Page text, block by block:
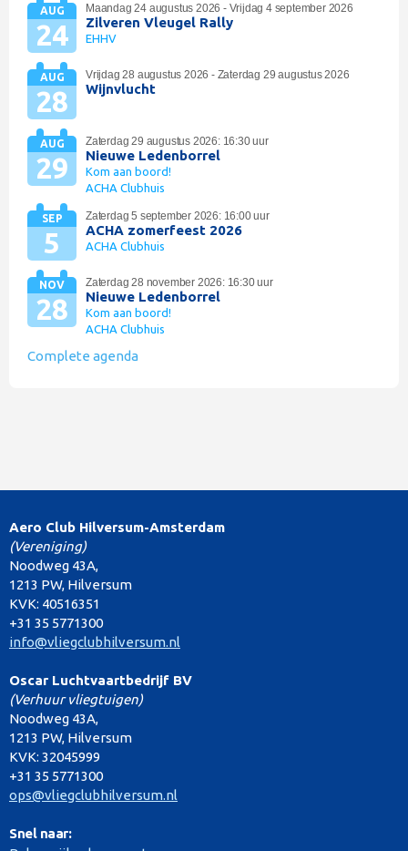
AUG
24
Maandag 24 augustus 2026 - Vrijdag 4 september 2026
Zilveren Vleugel Rally
EHHV
AUG
28
Vrijdag 28 augustus 2026 - Zaterdag 29 augustus 2026
Wijnvlucht
AUG
29
Zaterdag 29 augustus 2026: 16:30 uur
Nieuwe Ledenborrel
Kom aan boord!
ACHA Clubhuis
SEP
5
Zaterdag 5 september 2026: 16:00 uur
ACHA zomerfeest 2026
ACHA Clubhuis
NOV
28
Zaterdag 28 november 2026: 16:30 uur
Nieuwe Ledenborrel
Kom aan boord!
ACHA Clubhuis
Complete agenda
Aero Club Hilversum-Amsterdam
(Vereniging)
Noodweg 43A,
1213 PW, Hilversum
KVK: 40516351
+31 35 5771300
info@vliegclubhilversum.nl
Oscar Luchtvaartbedrijf BV
(Verhuur vliegtuigen)
Noodweg 43A,
1213 PW, Hilversum
KVK: 32045999
+31 35 5771300
ops@vliegclubhilversum.nl
Snel naar: